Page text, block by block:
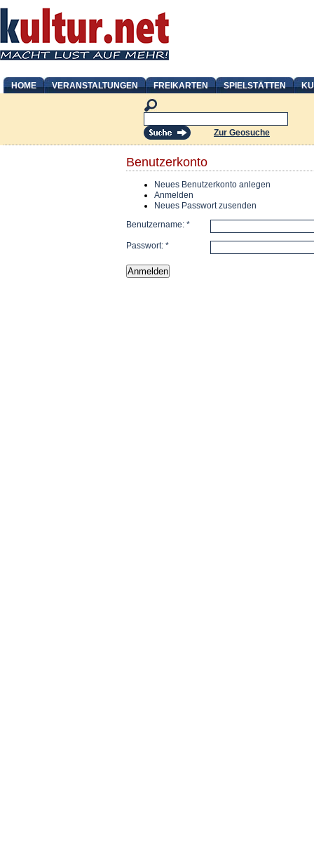
HOME VERANSTALTUNGEN FREIKARTEN SPIELSTÄTTEN
Zur Geosuche
Benutzerkonto
Neues Benutzerkonto anlegen
Anmelden
Neues Passwort zusenden
Benutzername: *
Passwort: *